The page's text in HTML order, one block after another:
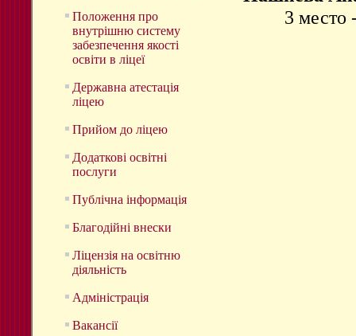
Положення про
внутрішню систему
забезпечення якості
освіти в ліцеї
Державна атестація
ліцею
Прийом до ліцею
Додаткові освітні
послуги
Публічна інформація
Благодійні внески
Ліцензія на освітню
діяльність
Адміністрація
Вакансії
3 место